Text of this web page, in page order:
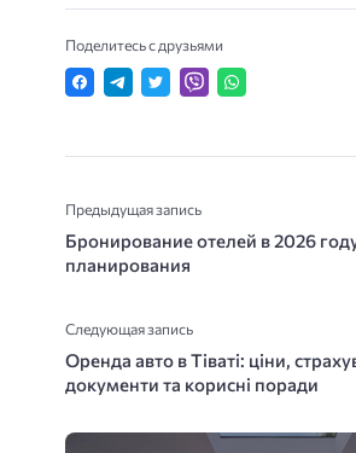
Поделитесь с друзьями
Предыдущая запись
Бронирование отелей в 2026
планирования
Следующая запись
Оренда авто в Тіваті: ціни,
документи та корисні поради